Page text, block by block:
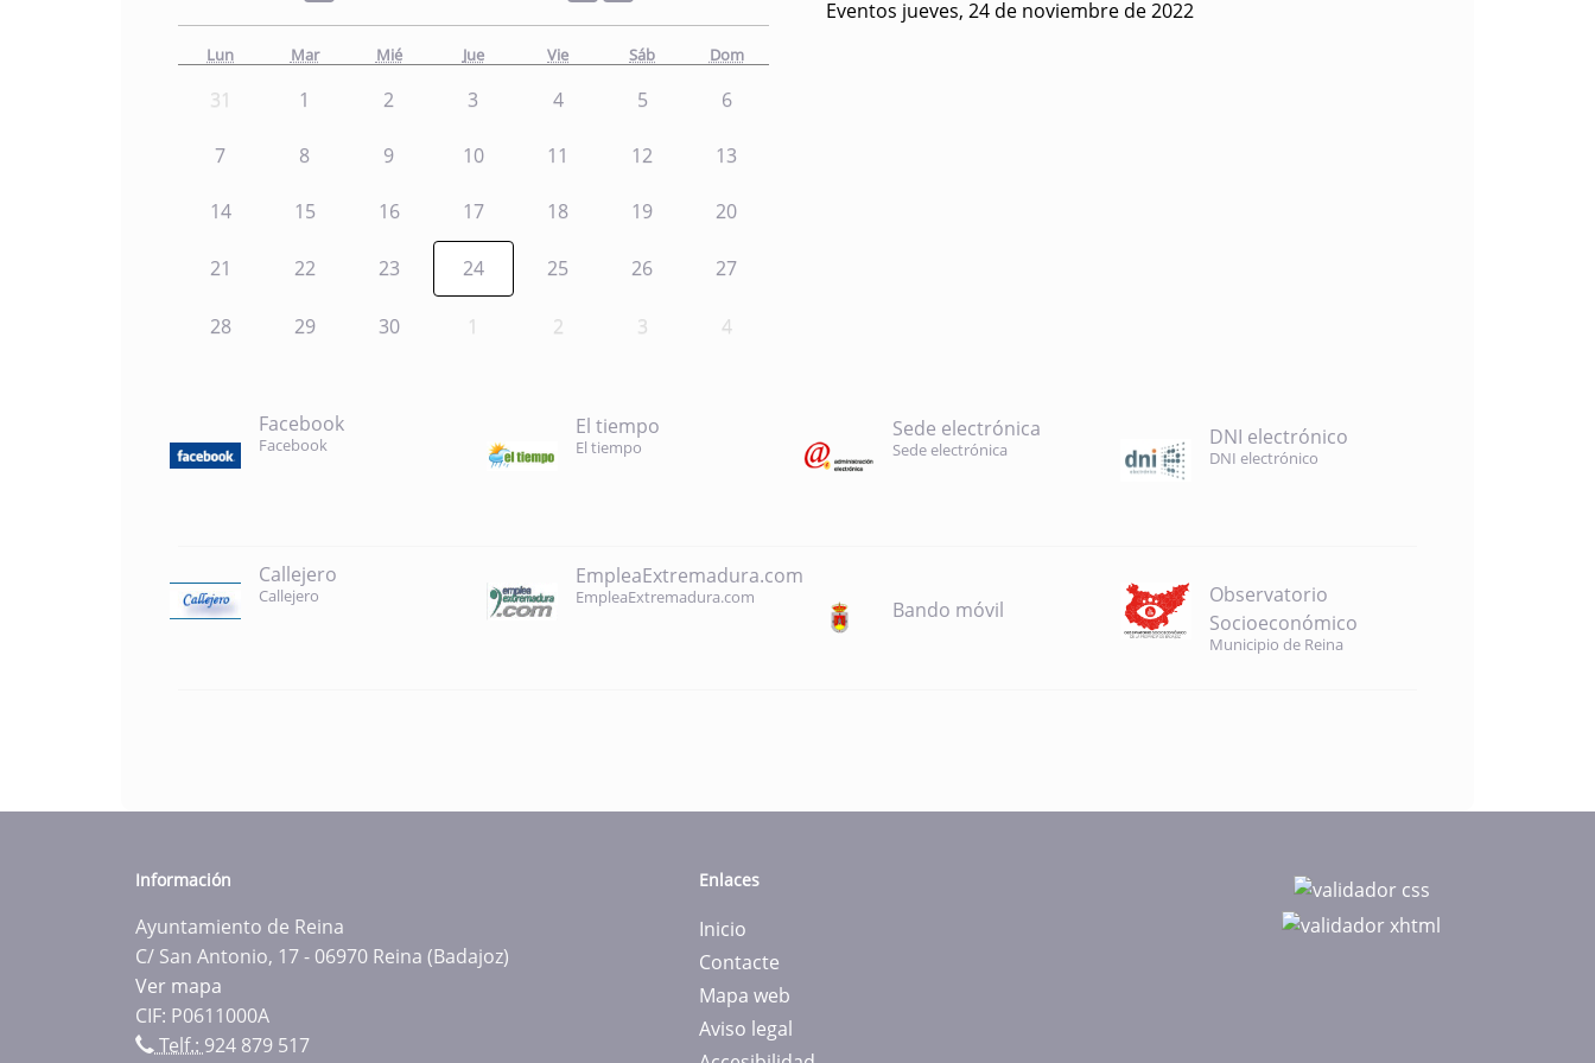
Lun Mar Mié Jue Vie Sáb Dom
31 1 2 3 4 5 6
7 8 9 10 11 12 13
14 15 16 17 18 19 20
21 22 23 24 25 26 27
28 29 30 1 2 3 4
Eventos jueves, 24 de noviembre de 2022
Facebook
Facebook
El tiempo
El tiempo
Sede electrónica
Sede electrónica DNI electrónico
DNI electrónico
Callejero
Callejero
EmpleaExtremadura.com
EmpleaExtremadura.com
Bando móvil
Observatorio
Socioeconómico
Municipio de Reina
Información
Ayuntamiento de Reina
C/ San Antonio, 17 - 06970 Reina (Badajoz)
Ver mapa
CIF: P0611000A
Telf.:924 879 517
Enlaces
Inicio
Contacte
Mapa web
Aviso legal